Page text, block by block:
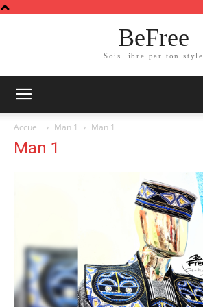
BeFree
Sois libre par ton style
Accueil Man 1 Man 1
Man 1